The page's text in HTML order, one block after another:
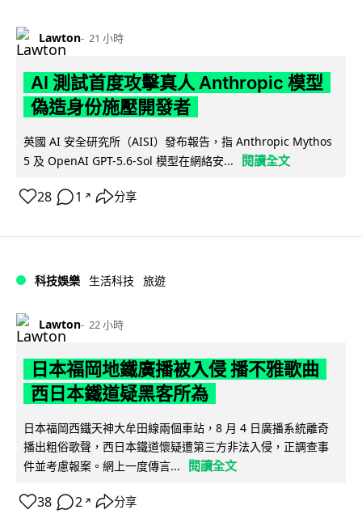
Lawton 21 小時
AI 測試首度攻擊真人 Anthropic 模型
偽造身份施壓開發者
英國 AI 安全研究所（AISI）發布報告，指 Anthropic Mythos
5 及 OpenAI GPT-5.6-Sol 模型在網絡安...
閱讀全文
28 1 ↗ 分享
科技娛樂 生活科技 旅遊
Lawton 22 小時
日本福岡地鐵廣播被入侵 播不雅歌曲
西日本鐵道疑黑客所為
日本福岡西鐵天神大牟田線兩個車站，8 月 4 日廣播系統離奇
播出粗俗歌聲，西日本鐵道懷疑遭第三方非法入侵，正調查事
件並考慮報案。網上一度傳言...
閱讀全文
38 2 ↗ 分享